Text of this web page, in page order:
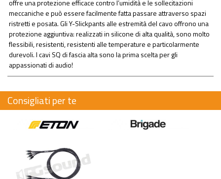
offre una protezione efficace contro l’umidità e le sollecitazioni
meccaniche e può essere facilmente fatta passare attraverso spazi
ristretti e posata. Gli Y-Slickpants alle estremità del cavo offrono una
protezione aggiuntiva: realizzati in silicone di alta qualità, sono molto
flessibili, resistenti, resistenti alle temperature e particolarmente
durevoli. I cavi SQ di fascia alta sono la prima scelta per gli
appassionati di audio!
Consigliati per te